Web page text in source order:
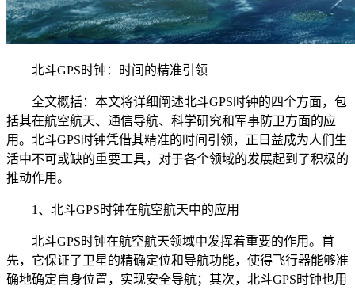
北斗GPS时钟：时间的精准引领
全文概括：本文将详细阐述北斗GPS时钟的四个方面，包
括其在航空航天、通信导航、科学研究和军事防卫方面的应
用。北斗GPS时钟凭借其精准的时间引领，正日益成为人们生
活中不可或缺的重要工具，对于各个领域的发展起到了积极的
推动作用。
1、北斗GPS时钟在航空航天中的应用
北斗GPS时钟在航空航天领域中发挥着重要的作用。首
先，它保证了卫星的精确定位和导航功能，使得飞行器能够准
确地确定自身位置，实现安全导航；其次，北斗GPS时钟也用